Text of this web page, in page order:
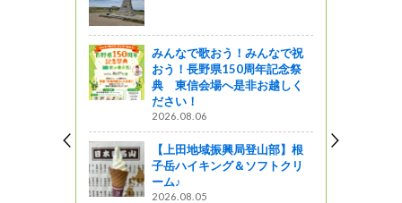
みんなで歌おう！みんなで祝
おう！長野県150周年記念祭
典 東信会場へ是非お越しく
ださい！
2026.08.06
【上田地域振興局登山部】根
子岳ハイキング＆ソフトクリ
ーム♪
2026.08.05